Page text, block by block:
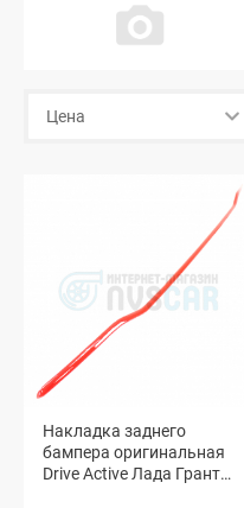
Накладка заднего
бампера оригинальная
Drive Active Лада Гранта